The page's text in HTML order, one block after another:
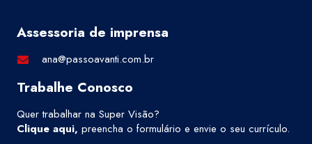
Assessoria de imprensa
ana@passoavanti.com.br
Trabalhe Conosco
Quer trabalhar na Super Visão?
Clique aqui, preencha o formulário e envie o seu currículo.